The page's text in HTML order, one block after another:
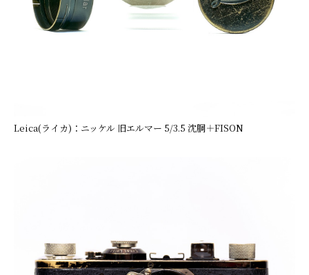
Leica(ライカ)：ニッケル 旧エルマー 5/3.5 沈胴＋FISON